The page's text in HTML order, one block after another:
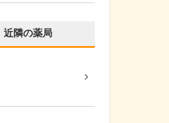
近隣の薬局